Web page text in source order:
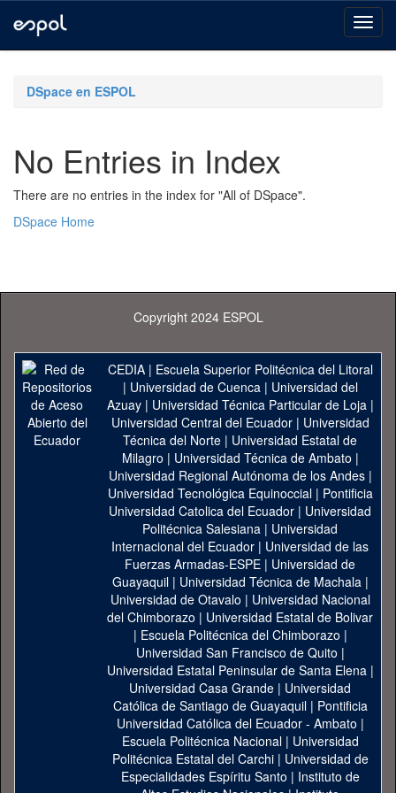
navigationDSpace en ESPOL
No Entries in Index
There are no entries in the index for "All of DSpace".
DSpace Home
Copyright 2024 ESPOL
CEDIA| Escuela Superior Politécnica del Litoral
| Universidad de Cuenca| Universidad del
Azuay| Universidad Técnica Particular de Loja|
Universidad Central del Ecuador| Universidad
Técnica del Norte | Universidad Estatal de
Milagro | Universidad Técnica de Ambato |
Universidad Regional Autónoma de los Andes|
Universidad Tecnológica Equinoccial| Pontificia
Universidad Catolica del Ecuador | Universidad
Politécnica Salesiana | Universidad
Internacional del Ecuador | Universidad de las
Fuerzas Armadas-ESPE | Universidad de
Guayaquil| Universidad Técnica de Machala|
Universidad de Otavalo | Universidad Nacional
del Chimborazo | Universidad Estatal de Bolivar
| Escuela Politécnica del Chimborazo |
Universidad San Francisco de Quito |
Universidad Estatal Peninsular de Santa Elena|
Universidad Casa Grande | Universidad
Católica de Santiago de Guayaquil| Pontificia
Universidad Católica del Ecuador - Ambato |
Escuela Politécnica Nacional| Universidad
Politécnica Estatal del Carchi| Universidad de
Especialidades Espíritu Santo | Instituto de